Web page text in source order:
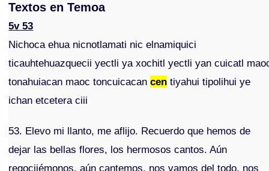
Textos en Temoa
5v 53
Nichoca ehua nicnotlamati nic elnamiquici
ticauhtehuazquecii yectli ya xochitl yectli yan cuicatl
tonahuiacan maoc toncuicacancen tiyahui tipolihui ye
ichan etcetera ciii
53. Elevo mi llanto, me aflijo. Recuerdo que hemos de
dejar las bellas flores, los hermosos cantos. Aún
regocijémonos, aún cantemos, nos vamos del todo, nos